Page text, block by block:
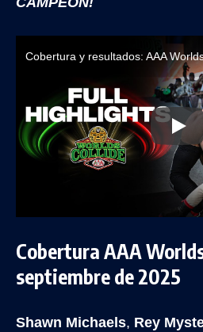
Cobertura AAA
septiembre de 2025
Shawn Michaels, Rey